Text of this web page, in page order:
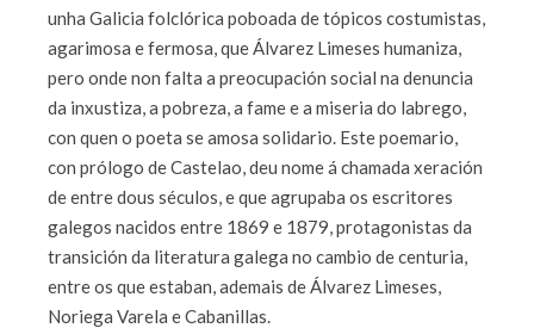
unha Galicia folclórica poboada de tópicos costumistas,
agarimosa e fermosa, que Álvarez Limeses humaniza,
pero onde non falta a preocupa­ción social na denuncia
da inxustiza, a pobreza, a fame e a miseria do labrego,
con quen o poeta se amosa solidario. Este poemario,
con prólogo de Castelao, deu nome á chamada xeración
de entre dous séculos, e que agrupaba os escritores
galegos nacidos entre 1869 e 1879, protagonistas da
transición da literatura galega no cambio de centuria,
entre os que estaban, ademais de Álvarez Limeses,
Noriega Varela e Cabanillas.